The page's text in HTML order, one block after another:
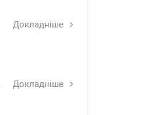
Докладніше
Докладніше